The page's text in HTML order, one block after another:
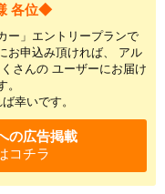
各位◆
ー」エントリープランで
お申込み頂ければ、 アル
さんの ユーザーにお届け
幸いです。
の広告掲載
コチラ